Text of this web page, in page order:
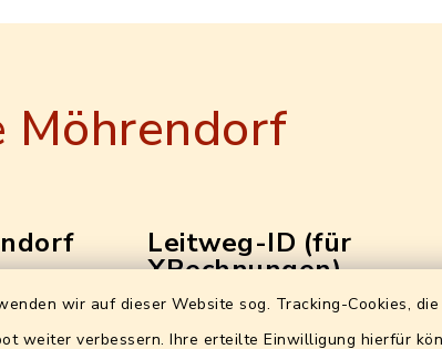
wir auf dieser Website sog. Tracking-Cookies,
weiter verbessern. Ihre erteilte Einwilligung hierfür
Möhrendorf
Leitweg-ID (für
XRechnungen)